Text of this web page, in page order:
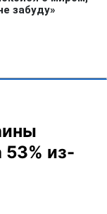
53% из-